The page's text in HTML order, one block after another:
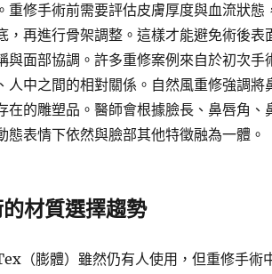
重修手術前需要評估皮膚厚度與血流狀態
，再進行骨架調整。這樣才能避免術後表
與面部協調。許多重修案例來自於初次手
人中之間的相對關係。自然風重修強調將
在的雕塑品。醫師會根據臉長、鼻唇角、
態表情下依然與臉部其他特徵融為一體。
材質選擇趨勢
（膨體）雖然仍有人使用，但重修手術